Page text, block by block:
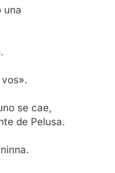
una
se cae,
de Pelusa.